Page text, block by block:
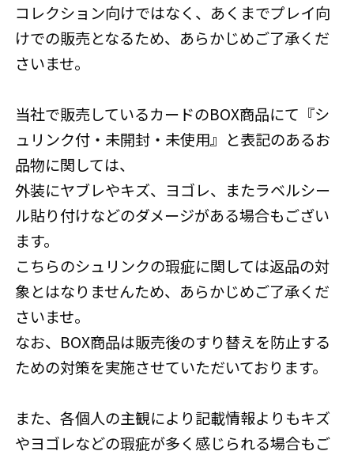
コレクション向けではなく、あくまでプレイ向
けでの販売となるため、あらかじめご了承くだ
さいませ。
当社で販売しているカードのBOX商品にて『シ
ュリンク付・未開封・未使用』と表記のあるお
品物に関しては、
外装にヤブレやキズ、ヨゴレ、またラベルシー
ル貼り付けなどのダメージがある場合もござい
ます。
こちらのシュリンクの瑕疵に関しては返品の対
象とはなりませんため、あらかじめご了承くだ
さいませ。
なお、BOX商品は販売後のすり替えを防止する
ための対策を実施させていただいております。
また、各個人の主観により記載情報よりもキズ
やヨゴレなどの瑕疵が多く感じられる場合もご